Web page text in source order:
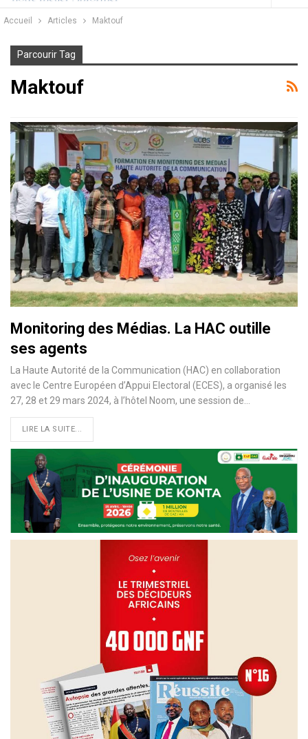
Accueil Articles Maktouf
Parcourir Tag
Maktouf
Monitoring des Médias. La HAC outille
ses agents
La Haute Autorité de la Communication (HAC) en collaboration
avec le Centre Européen d’Appui Electoral (ECES), a organisé les
27, 28 et 29 mars 2024, à l’hôtel Noom, une session de…
LIRE LA SUITE...